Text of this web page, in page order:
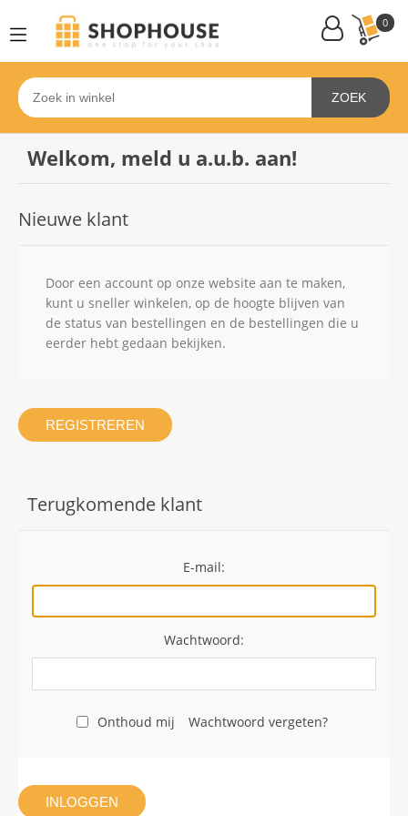
0
ZOEK
Welkom, meld u a.u.b. aan!
Nieuwe klant
Door een account op onze website aan te maken,
kunt u sneller winkelen, op de hoogte blijven van
de status van bestellingen en de bestellingen die u
eerder hebt gedaan bekijken.
REGISTREREN
Terugkomende klant
E-mail:
Wachtwoord:
Onthoud mij Wachtwoord vergeten?
INLOGGEN